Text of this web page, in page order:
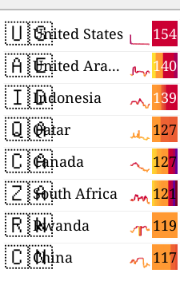
🇺🇸 154
United States
🇦🇪 140
United Arab Emirates
🇮🇩 139
Indonesia
🇶🇦 127
Qatar
🇨🇦 127
Canada
🇿🇦 121
South Africa
🇷🇼 119
Rwanda
🇨🇳 117
China